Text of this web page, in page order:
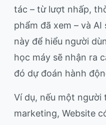
tác – từ lượt nhấp,
phẩm đã xem – và
này để hiểu người
học máy sẽ nhận ra
đó dự đoán hành
Ví dụ, nếu một người
marketing, Website